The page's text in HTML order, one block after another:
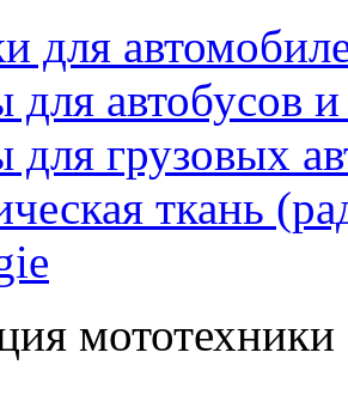
для
автобусов
грузовых
ткань
мототехники